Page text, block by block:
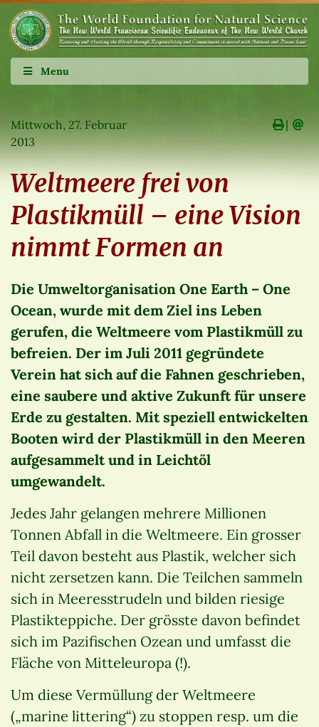
Menu
Mittwoch, 27. Februar
2013
∣
Weltmeere frei von
Plastikmüll – eine Vision
nimmt Formen an
Die Umweltorganisation One Earth – One
Ocean, wurde mit dem Ziel ins Leben
gerufen, die Weltmeere vom Plastikmüll zu
befreien. Der im Juli 2011 gegründete
Verein hat sich auf die Fahnen geschrieben,
eine saubere und aktive Zukunft für unsere
Erde zu gestalten. Mit speziell entwickelten
Booten wird der Plastikmüll in den Meeren
aufgesammelt und in Leichtöl
umgewandelt.
Jedes Jahr gelangen mehrere Millionen
Tonnen Abfall in die Weltmeere. Ein grosser
Teil davon besteht aus Plastik, welcher sich
nicht zersetzen kann. Die Teilchen sammeln
sich in Meeresstrudeln und bilden riesige
Plastikteppiche. Der grösste davon befindet
sich im Pazifischen Ozean und umfasst die
Fläche von Mitteleuropa (!).
Um diese Vermüllung der Weltmeere
(„marine littering“) zu stoppen resp. um die